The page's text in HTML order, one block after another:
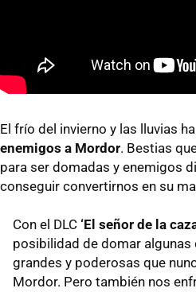
El frío del invierno y las lluvias
enemigos a Mordor. Bestias
para ser domadas y enemigos
conseguir convertirnos en su
Con el DLC ‘El señor de la
posibilidad de domar algunas
grandes y poderosas que
Mordor. Pero también nos